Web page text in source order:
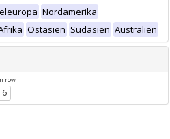
Nordamerika
Ostasien Südasien Australien
row
6